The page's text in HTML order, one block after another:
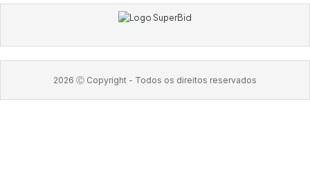
2026 Ⓒ Copyright - Todos os direitos reservados